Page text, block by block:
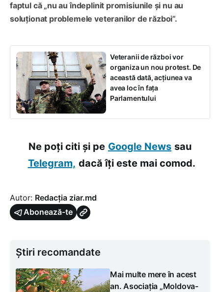
faptul că „nu au îndeplinit promisiunile și nu au
soluționat problemele veteranilor de război”.
Veteranii de război vor
organiza un nou protest. De
această dată, acțiunea va
avea loc în fața
Parlamentului
Ne poți citi și pe Google News sau
Telegram, dacă îți este mai comod.
Autor: Redacția ziar.md
Abonează-te
Știri recomandate
Mai multe mere în acest
an. Asociația „Moldova-